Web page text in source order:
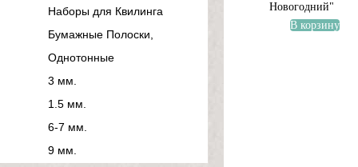
Наборы для Квилинга
Бумажные Полоски,
Однотонные
3 мм.
1.5 мм.
6-7 мм.
9 мм.
Новогодний"
В корзину